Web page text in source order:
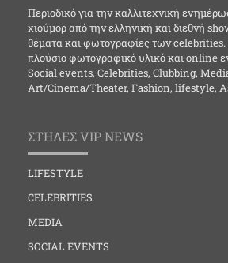
Περιοδικό για την καλλιτεχνική
χιούμορ από την ελληνική και διεθνή
θέματα και φωτογραφίες των
πλούσιο φωτογραφικό υλικό και online
Social events, Celebrities, Clubbing,
Art/Cinema/Theater, Fashion, lifestyle,
ΣΤΗΛΕΣ VIP NEWS
LIFESTYLE
CELEBRITIES
MEDIA
SOCIAL EVENTS